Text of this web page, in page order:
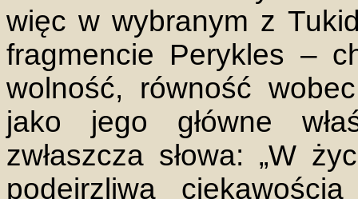
więc w wybranym z
fragmencie Perykles –
wolność, równość
jako jego główne
zwłaszcza słowa: „W
podejrzliwą